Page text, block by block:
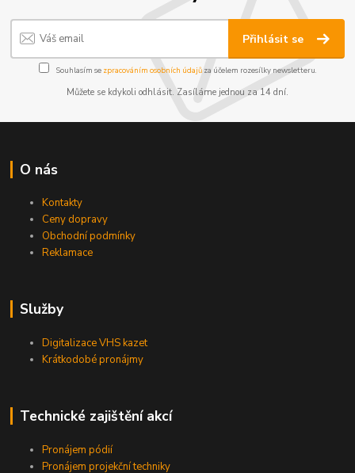
Přihlásit se
Souhlasím se zpracováním osobních údajůza účelem rozesílky newsletteru.
Můžete se kdykoli odhlásit. Zasíláme jednou za 14 dní.
O nás
Kontakty
Ceny dopravy
Obchodní podmínky
Reklamace
Služby
Digitalizace VHS kazet
Krátkodobé pronájmy
Technické zajištění akcí
Pronájem pódií
Pronájem projekční techniky